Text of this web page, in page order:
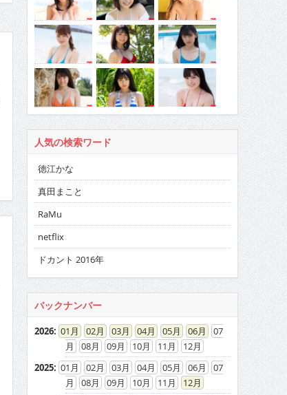
人気の検索ワード
徳江かな
真田まこと
RaMu
netflix
ドカント 2016年
バックナンバー
2026: 01 02 03 04 05 06
07
08
09 10 11
12
2025: 01 02 03 04 05 06
07
08
09 10 11
12